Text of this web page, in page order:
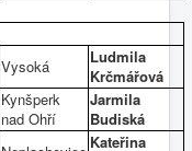
Vysoká
Ludmila
Krčmářová
Kynšperk
nad Ohří
Jarmila
Budiská
Kateřina